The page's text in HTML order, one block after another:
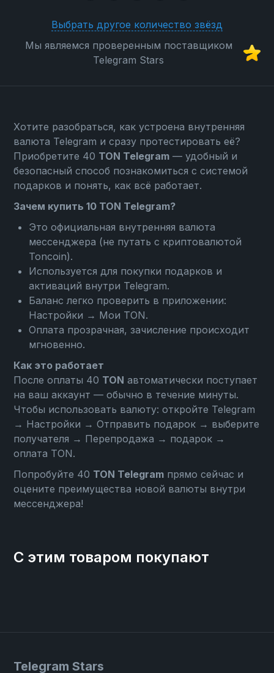
Выбрать другое количество звёзд
Мы являемся проверенным поставщиком
Telegram Stars
Хотите разобраться, как устроена внутренняя
валюта Telegram и сразу протестировать её?
Приобретите 40 TON Telegram — удобный и
безопасный способ познакомиться с системой
подарков и понять, как всё работает.
Зачем купить 10 TON Telegram?
Это официальная внутренняя валюта
мессенджера (не путать с криптовалютой
Toncoin).
Используется для покупки подарков и
активаций внутри Telegram.
Баланс легко проверить в приложении:
Настройки → Мои TON.
Оплата прозрачная, зачисление происходит
мгновенно.
Как это работает
После оплаты 40 TON автоматически поступает
на ваш аккаунт — обычно в течение минуты.
Чтобы использовать валюту: откройте Telegram
→ Настройки → Отправить подарок → выберите
получателя → Перепродажа → подарок →
оплата TON.
Попробуйте 40 TON Telegram прямо сейчас и
оцените преимущества новой валюты внутри
мессенджера!
С этим товаром покупают
Telegram Stars